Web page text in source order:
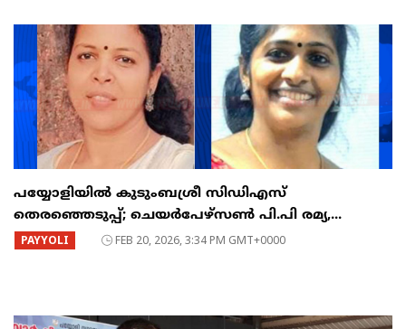
പയ്യോളിയിൽ കുടുംബശ്രീ സിഡിഎസ്
തെരഞ്ഞെടുപ്പ്; ചെയർപേഴ്സൺ പി.പി രമ്യ,...
PAYYOLI FEB 20, 2026, 3:34 PM GMT+0000